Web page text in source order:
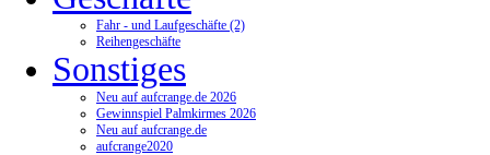
Fahr - und Laufgeschäfte (2)
Reihengeschäfte
Sonstiges
Neu auf aufcrange.de 2026
Gewinnspiel Palmkirmes 2026
Neu auf aufcrange.de
aufcrange2020